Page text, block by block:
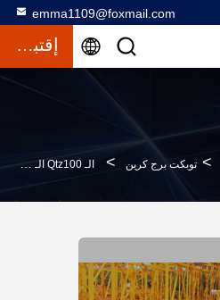
emma1109@foxmail.com
إقتباس
> توبكت برج كرين > الـ Qtz100 الـ 60 متر رافعة برج رأس مطرقة لـ 150 متر بناء مبنى